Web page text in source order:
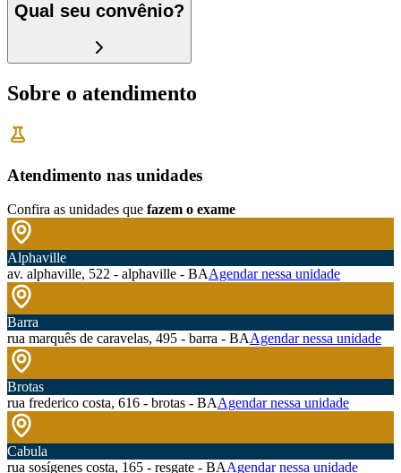
Qual seu convênio?
Sobre o atendimento
Atendimento nas unidades
Confira as unidades que fazem o exame
Alphaville
av. alphaville, 522 - alphaville - BAAgendar nessa unidade
Barra
rua marquês de caravelas, 495 - barra - BAAgendar nessa unidade
Brotas
rua frederico costa, 616 - brotas - BAAgendar nessa unidade
Cabula
rua sosígenes costa, 165 - resgate - BAAgendar nessa unidade